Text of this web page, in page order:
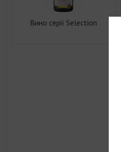
Вино серії Selection